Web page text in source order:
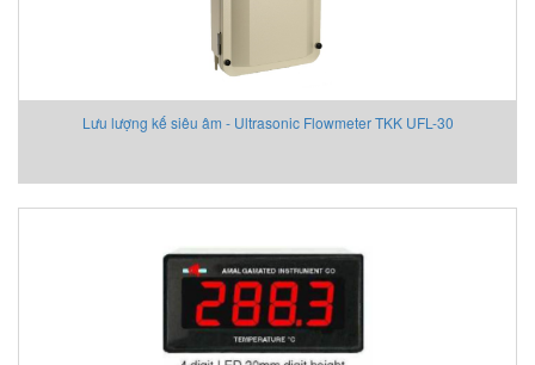
Lưu lượng kế siêu âm - Ultrasonic Flowmeter TKK UFL-30